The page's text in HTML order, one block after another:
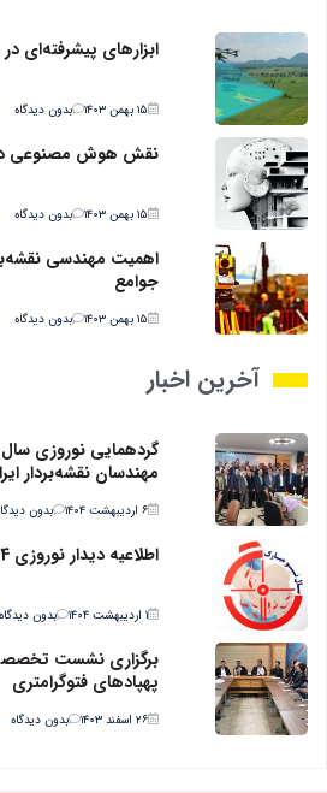
ابزارهای پیشرفته‌ای
۱۵ بهمن ۱۴۰۳ بدون دیدگاه
نقش هوش مصنوعی
۱۵ بهمن ۱۴۰۳ بدون دیدگاه
اهمیت مهندسی
جوامع
۱۵ بهمن ۱۴۰۳ بدون دیدگاه
آخرین اخبار
مهندسان نقشه‌بردار
۶ اردیبهشت ۱۴۰۴ بدون
اطلاعیه دیدار نوروزی 1404
۱ اردیبهشت ۱۴۰۴ بدون دیدگاه
برگزاری نشست
پهپادهای فتوگرامتری
۲۶ اسفند ۱۴۰۳ بدون دیدگاه